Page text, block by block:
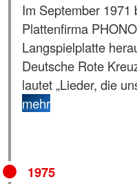
Im September 1971
Plattenfirma
Langspielplatte
Deutsche Rote
lautet „Lieder, die
mehr
1975